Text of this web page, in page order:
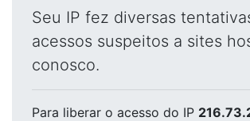
Seu IP fez diversas
acessos suspeitos a sites
conosco.
Para liberar o acesso do IP